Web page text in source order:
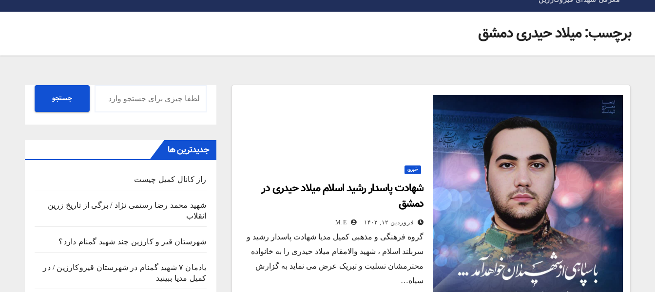
برچسب:میلاد حیدری دمشق
خبری
شهادت پاسدار رشید اسلام میلاد حیدری در
دمشق
فروردین ۱۲, ۱۴۰۲
گروه فرهنگی و مذهبی کمیل مدیا شهادت پاسدار رشید و
سربلند اسلام ، شهید والامقام میلاد حیدری را به خانواده
محترمشان تسلیت و تبریک عرض می نماید به گزارش
سپاه…
جستجو جستجو
جدیدترین ها
راز کانال کمیل چیست
شهید محمد رضا رستمی نژاد / برگی از تاریخ زرین
انقلاب
شهرستان قیر و کارزین چند شهید گمنام دارد؟
یادمان ۷ شهید گمنام در شهرستان قیروکارزین / در
کمیل مدیا ببینید